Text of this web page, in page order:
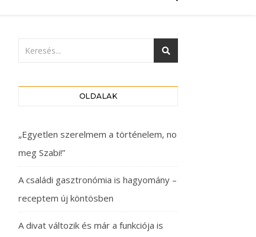
OLDALAK
„Egyetlen szerelmem a történelem, no
meg Szabi!”
A családi gasztronómia is hagyomány –
receptem új köntösben
A divat változik és már a funkciója is